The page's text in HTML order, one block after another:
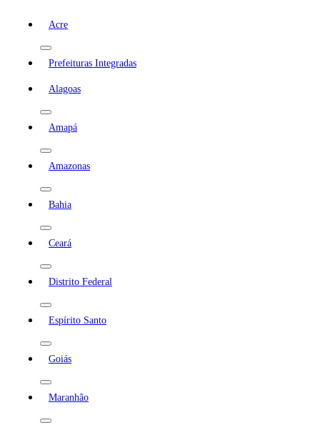
Acre
Prefeituras Integradas
Alagoas
Amapá
Amazonas
Bahia
Ceará
Distrito Federal
Espírito Santo
Goiás
Maranhão